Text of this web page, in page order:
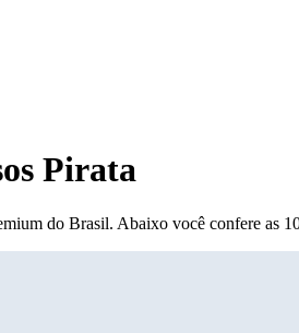
Pirata
do Brasil. Abaixo você confere as